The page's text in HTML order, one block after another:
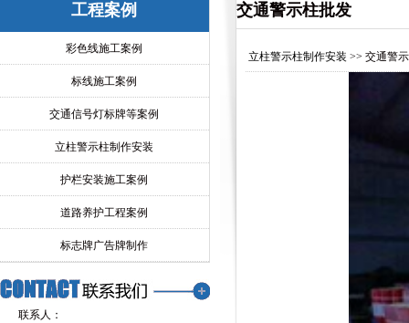
工程案例
彩色线施工案例
标线施工案例
交通信号灯标牌等案例
立柱警示柱制作安装
护栏安装施工案例
道路养护工程案例
标志牌广告牌制作
联系人：
交通警示柱批发
立柱警示柱制作安装 >> 交通警